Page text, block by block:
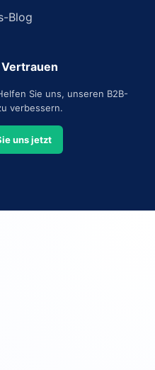
Blog
Vertrauen
Sie uns, unseren B2B-
verbessern.
uns jetzt